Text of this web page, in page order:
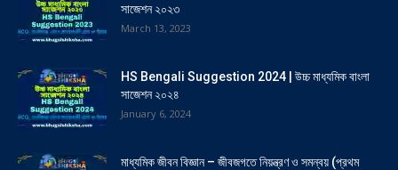
সাজেশন ২০২৩
March 13, 2023
HS Bengali Suggestion 2024 | উচ্চ মাধ্যমিক বাংলা
সাজেশন ২০২৪
January 6, 2024
মাধ্যমিক জীবন বিজ্ঞান – জীবজগতে নিয়ন্ত্রণ ও সমন্বয় (প্রথম